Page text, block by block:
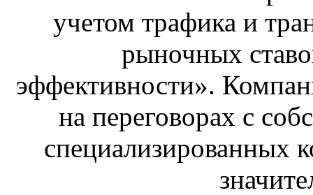
учетом трафика и
рыночных
эффективности».
на переговорах с
специализированных